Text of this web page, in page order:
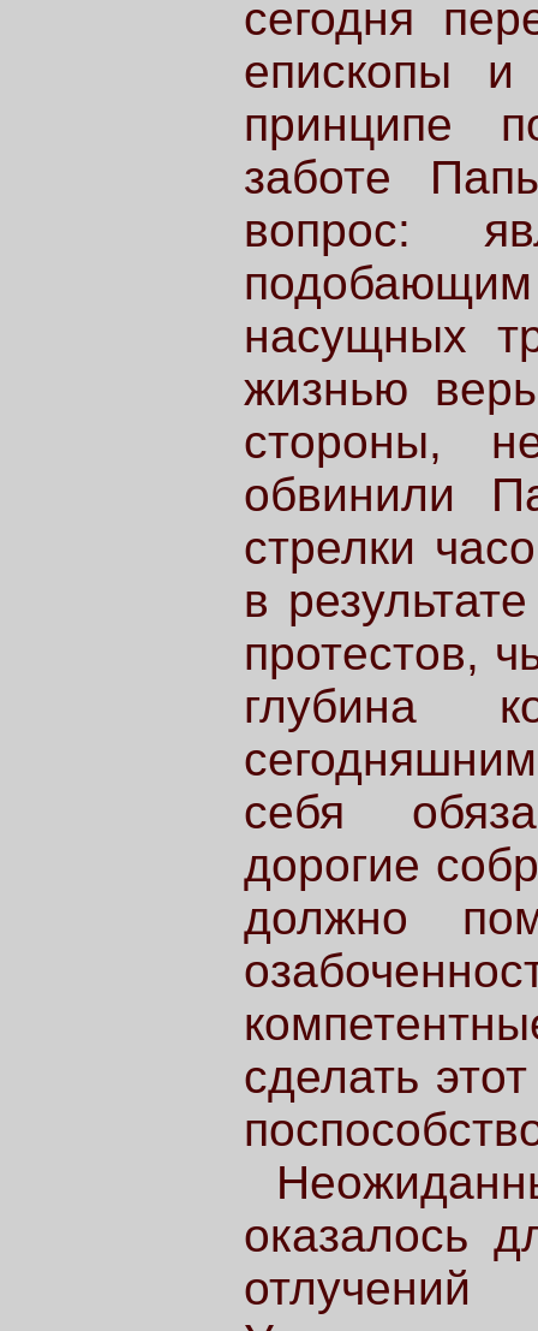
сегодня
епископы
принципе
заботе
вопрос:
насущных
жизнью
стороны,
обвинили
стрелки
в
протестов,
глубина
себя
дорогие
должно
сделать
оказалось